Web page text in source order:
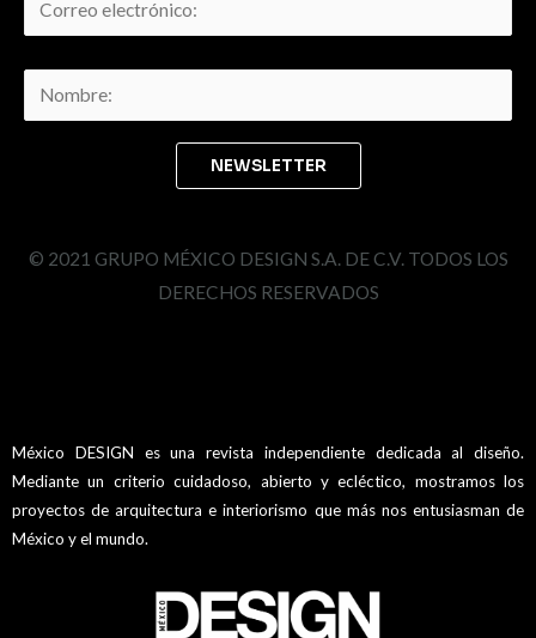
© 2021 GRUPO MÉXICO DESIGN S.A. DE C.V. TODOS LOS
DERECHOS RESERVADOS
México DESIGN es una revista independiente dedicada al diseño.
Mediante un criterio cuidadoso, abierto y ecléctico, mostramos los
proyectos de arquitectura e interiorismo que más nos entusiasman de
México y el mundo.